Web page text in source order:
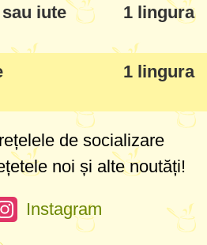
iute 1 lingura
1 lingura
de socializare
noi și alte noutăți!
Instagram